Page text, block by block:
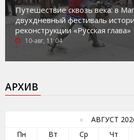
Путешествие сквозь века: в
двухдневный фестиваль
реконструкции «Русская глава»
10-авг, 11:04
АРХИВ
« АВГУСТ
Пн
Вт Ср Чт